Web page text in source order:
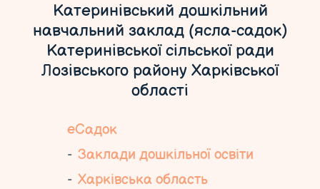
Катеринівський дошкільний
навчальний заклад (ясла-садок)
Катеринівської сільської ради
Лозівського району Харківської
області
еСадок
Заклади дошкільної освіти
Харківська область